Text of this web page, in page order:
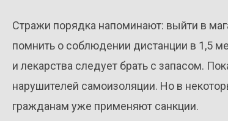
Стражи порядка напоминают: выйти в
помнить о соблюдении дистанции в 1,5
и лекарства следует брать с запасом.
нарушителей самоизоляции. Но в
гражданам уже применяют санкции.